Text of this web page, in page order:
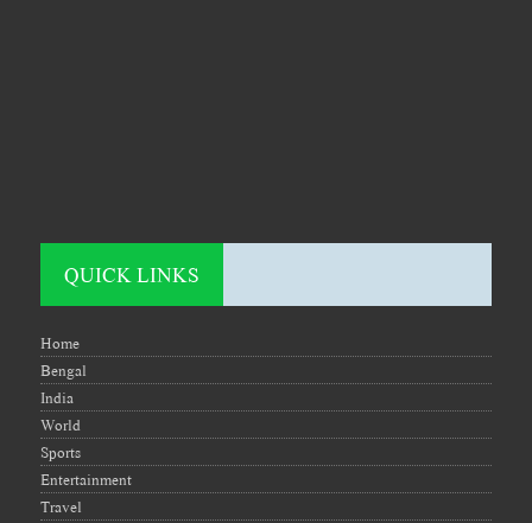
QUICK LINKS
Home
Bengal
India
World
Sports
Entertainment
Travel